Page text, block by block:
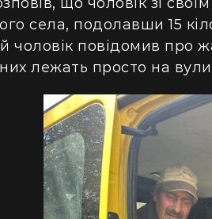
села, подолавши 15
чоловік повідомив про
лежать просто на